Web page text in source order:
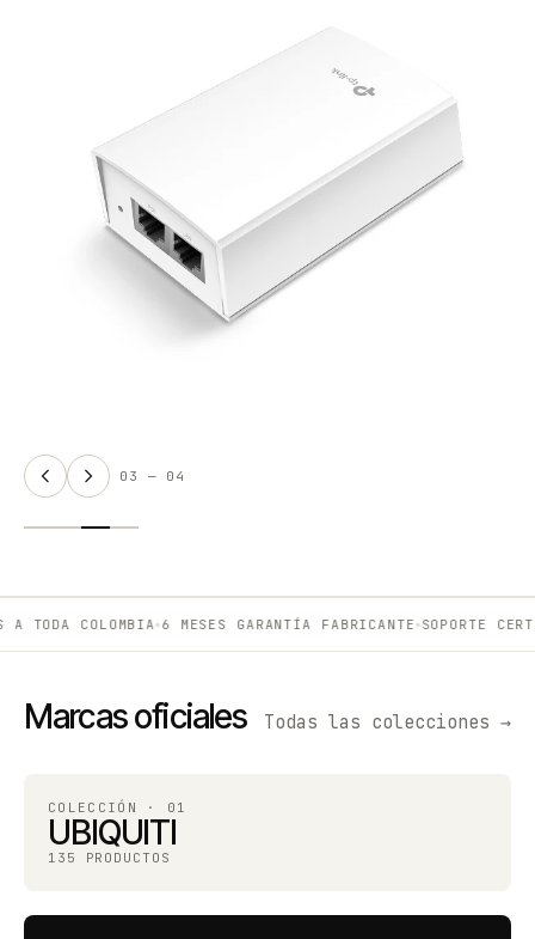
03 — 04
TODA COLOMBIA●6 MESES GARANTÍA FABRICANTE ●SOPORTE
Marcas oficiales Todas las colecciones →
COLECCIÓN · 01
UBIQUITI
135 PRODUCTOS